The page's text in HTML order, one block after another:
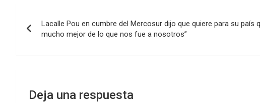
o
o
k
A
p
p
n
ar
tir
de
entradas
Lacalle Pou en cumbre del Mercosur dijo que quiere para su país
mucho mejor de lo que nos fue a nosotros”
Deja una respuesta